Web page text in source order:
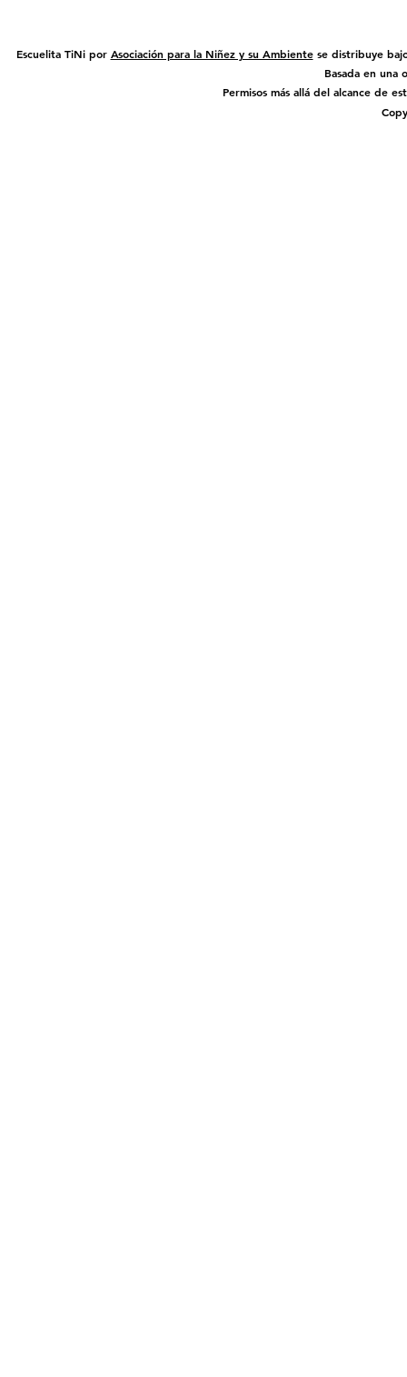
Escuelita TiNi por Asociación para la Niñez y su Ambientese distribuye
Basada en una
Permisos más allá del alcance de